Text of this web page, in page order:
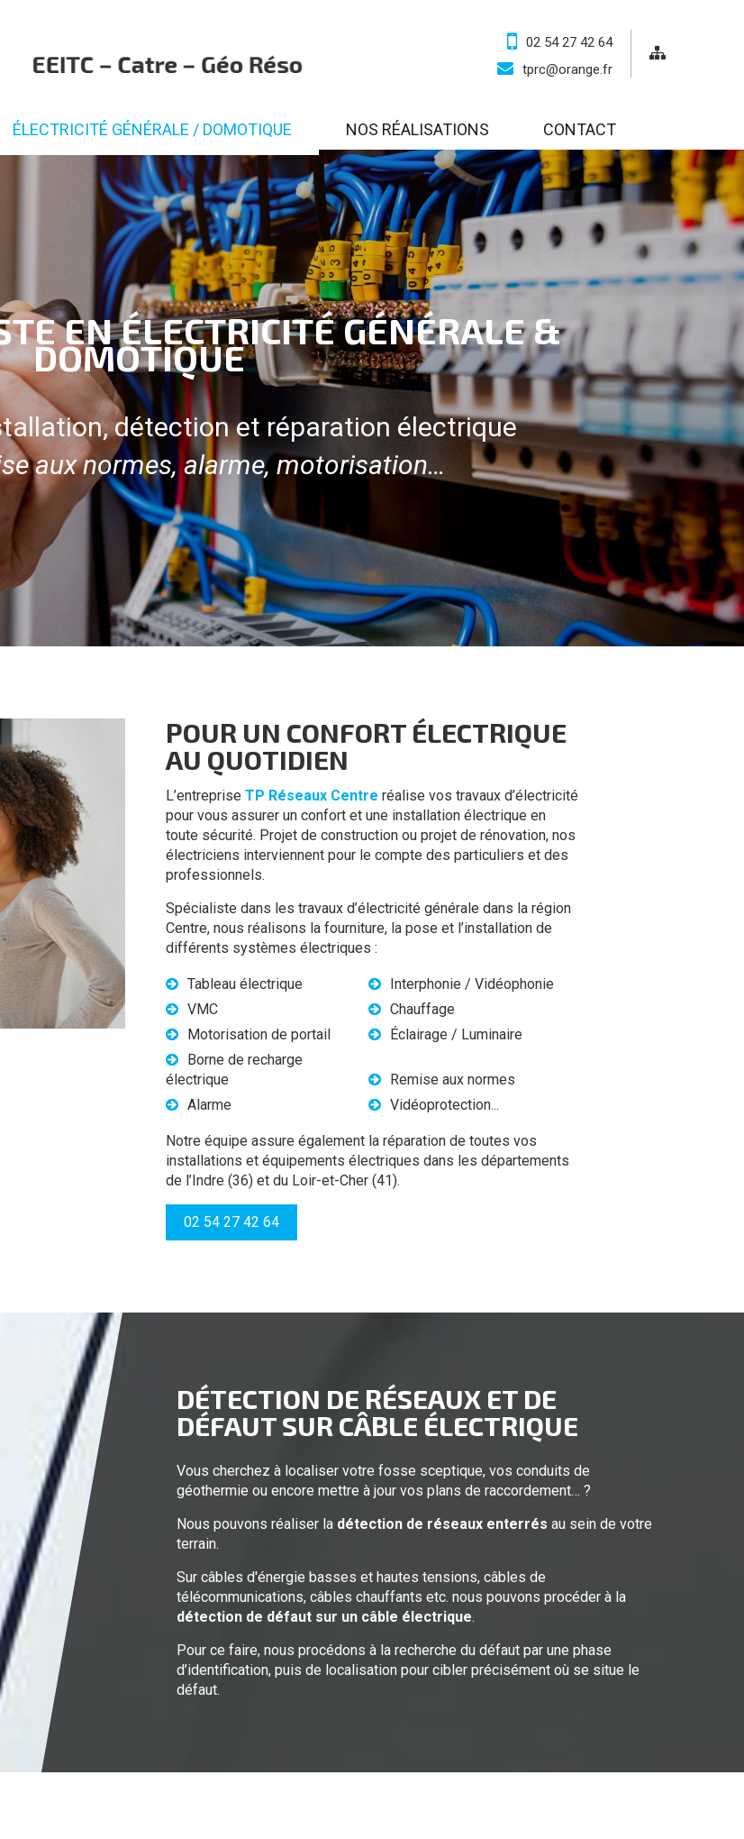
02 54 27 42 64
tprc@orange.fr
ÉLECTRICITÉ GÉNÉRALE / DOMOTIQUE NOS RÉALISATIONS CONTACT
EN ÉLECTRICITÉ GÉNÉRALE &
DOMOTIQUE
détection et réparation électrique
aux normes, alarme, motorisation…
POUR UN CONFORT ÉLECTRIQUE
AU QUOTIDIEN
L’entreprise TP Réseaux Centre réalise vos travaux d’électricité
pour vous assurer un confort et une installation électrique en
toute sécurité. Projet de construction ou projet de rénovation, nos
électriciens interviennent pour le compte des particuliers et des
professionnels.
Spécialiste dans les travaux d’électricité générale dans la région
Centre, nous réalisons la fourniture, la pose et l’installation de
différents systèmes électriques :
Tableau électrique
Interphonie / Vidéophonie
VMC
Chauffage
Motorisation de portail
Éclairage / Luminaire
Borne de recharge
électrique
Remise aux normes
Alarme
Vidéoprotection...
Notre équipe assure également la réparation de toutes vos
installations et équipements électriques dans les départements
de l’Indre (36) et du Loir-et-Cher (41).
02 54 27 42 64
DÉTECTION DE RÉSEAUX ET DE
DÉFAUT SUR CÂBLE ÉLECTRIQUE
Vous cherchez à localiser votre fosse sceptique, vos conduits de
géothermie ou encore mettre à jour vos plans de raccordement… ?
Nous pouvons réaliser la détection de réseaux enterrés au sein de votre
terrain.
Sur câbles d'énergie basses et hautes tensions, câbles de
télécommunications, câbles chauffants etc. nous pouvons procéder à la
détection de défaut sur un câble électrique.
Pour ce faire, nous procédons à la recherche du défaut par une phase
d’identification, puis de localisation pour cibler précisément où se situe le
défaut.